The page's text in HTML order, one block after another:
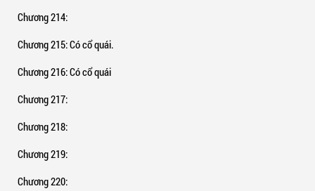
Chương 214:
Chương 215: Có cổ quái.
Chương 216: Có cổ quái
Chương 217:
Chương 218:
Chương 219:
Chương 220: